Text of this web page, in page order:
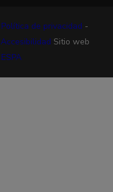
Política de privacidad -
Accesibilidad Sitio web
ESPA